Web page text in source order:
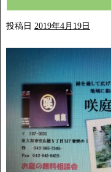
投稿日 2019年4月19日